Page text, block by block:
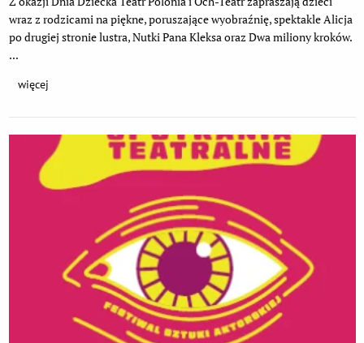
wraz z rodzicami na piękne, poruszające wyobraźnię, spektakle Alicja
po drugiej stronie lustra, Nutki Pana Kleksa oraz Dwa miliony kroków.
...
więcej